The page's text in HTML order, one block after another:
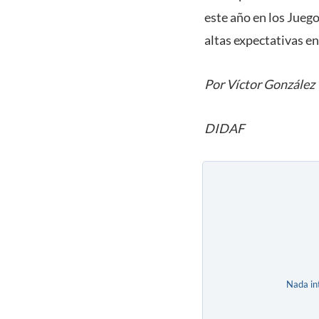
este año en los
altas expectativas
Por Víctor González
DIDAF
Nada